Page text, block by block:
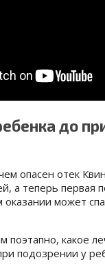
до
опасен отек
а теперь первая
может
поэтапно, какое
подозрении у